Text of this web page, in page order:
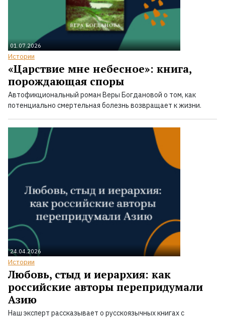
01.07.2026
Истории
«Царствие мне небесное»: книга,
порождающая споры
Автофикциональный роман Веры Богдановой о том, как
потенциально смертельная болезнь возвращает к жизни.
24.04.2026
Истории
Любовь, стыд и иерархия: как
российские авторы перепридумали
Азию
Наш эксперт рассказывает о русскоязычных книгах с